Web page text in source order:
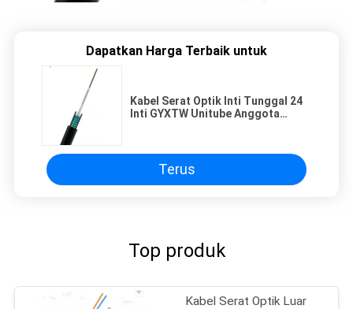
Dapatkan Harga Terbaik untuk
Kabel Serat Optik Inti Tunggal 24
Inti GYXTW Unitube Anggota
Terus
Top produk
Kabel Serat Optik Luar